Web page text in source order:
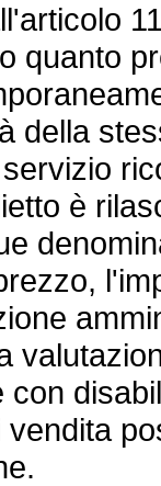
quanto
della
è